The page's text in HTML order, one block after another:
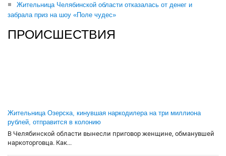
Жительница Челябинской области отказалась от денег и
забрала приз на шоу «Поле чудес»
ПРОИСШЕСТВИЯ
Жительница Озерска, кинувшая наркодилера на три миллиона
рублей, отправится в колонию
В Челябинской области вынесли приговор женщине, обманувшей
наркоторговца. Как...